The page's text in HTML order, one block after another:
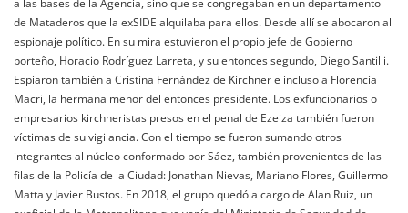
de Mataderos que la exSIDE alquilaba para ellos. Desde allí se abocaron al
espionaje político. En su mira estuvieron el propio jefe de Gobierno
porteño, Horacio Rodríguez Larreta, y su entonces segundo, Diego Santilli.
Espiaron también a Cristina Fernández de Kirchner e incluso a Florencia
Macri, la hermana menor del entonces presidente. Los exfuncionarios o
empresarios kirchneristas presos en el penal de Ezeiza también fueron
víctimas de su vigilancia. Con el tiempo se fueron sumando otros
integrantes al núcleo conformado por Sáez, también provenientes de las
filas de la Policía de la Ciudad: Jonathan Nievas, Mariano Flores, Guillermo
Matta y Javier Bustos. En 2018, el grupo quedó a cargo de Alan Ruiz, un